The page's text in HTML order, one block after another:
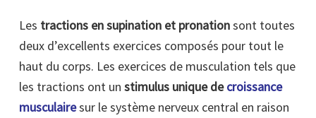
Les tractions en supination et pronationsont toutes
deux d’excellents exercices composés pour tout le
haut du corps. Les exercices de musculation tels que
les tractions ont un stimulus unique decroissance
musculairesur le système nerveux central en raison